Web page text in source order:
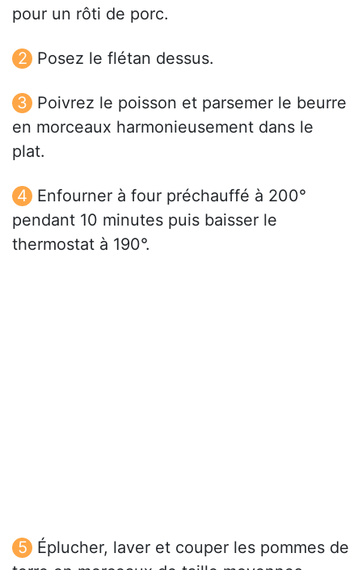
pour un rôti de porc.
Posez le flétan dessus.
Poivrez le poisson et parsemer le beurre
en morceaux harmonieusement dans le
plat.
Enfourner à four préchauffé à 200°
pendant 10 minutes puis baisser le
thermostat à 190°.
Éplucher, laver et couper les pommes de